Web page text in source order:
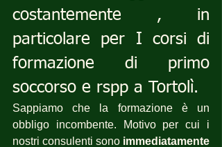
costantemente , in
particolare per I corsi di
formazione di primo
soccorso e rspp a Tortolì.
Sappiamo che la formazione è un
obbligo incombente. Motivo per cui i
nostri consulenti sono immediatamente